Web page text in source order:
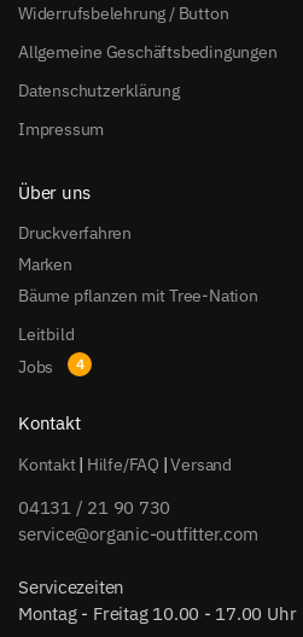
Widerrufsbelehrung / Button
Allgemeine Geschäftsbedingungen
Datenschutzerklärung
Impressum
Über uns
Druckverfahren
Marken
Bäume pflanzen mit Tree-Nation
Leitbild
Jobs
Kontakt
Kontakt| Hilfe/FAQ |Versand
04131 / 21 90 730
service@organic-outfitter.com
Servicezeiten
Montag - Freitag 10.00 - 17.00 Uhr